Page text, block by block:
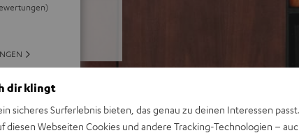
dir klingt
sicheres Surferlebnis bieten, das genau zu deinen Interessen
diesen Webseiten Cookies und andere Tracking-Technologien –